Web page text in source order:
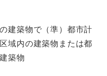
建築物で（準）都市計
域内の建築物または都
築物